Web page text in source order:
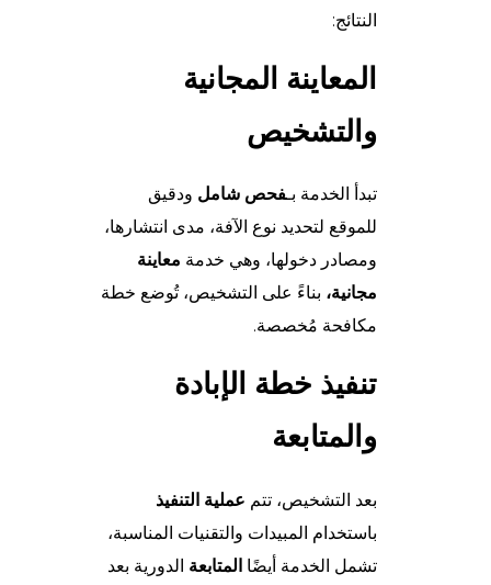
النتائج:
المعاينة المجانية
والتشخيص
تبدأ الخدمة بـفحص شامل ودقيق
للموقع لتحديد نوع الآفة، مدى انتشارها،
ومصادر دخولها، وهي خدمة معاينة
مجانية، بناءً على التشخيص، تُوضع خطة
مكافحة مُخصصة.
تنفيذ خطة الإبادة
والمتابعة
بعد التشخيص، تتم عملية التنفيذ
باستخدام المبيدات والتقنيات المناسبة،
تشمل الخدمة أيضًاالمتابعة الدورية بعد